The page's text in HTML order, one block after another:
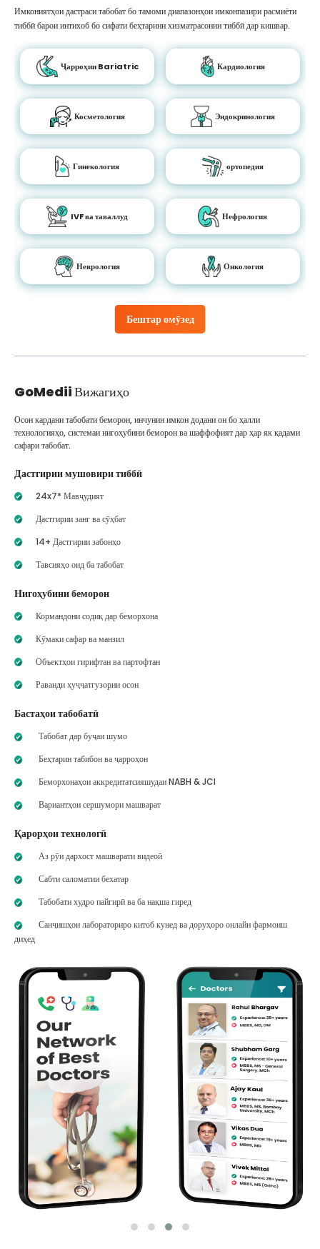
Бештар омӯзед
Имкониятҳои дастраси табобат бо тамоми диапазонҳои имконпазири расмиёти
тиббӣ барои интихоб бо сифати беҳтарини хизматрасонии тиббӣ дар кишвар.
Ҷарроҳии Bariatric Кардиология
Косметология Эндокринология
Гинекология ортопедия
IVF ва таваллуд Нефрология
Неврология Онкология
GoMediiВижагиҳо
Осон кардани табобати беморон, инчунин имкон додани он бо ҳалли
технологияҳо, системаи нигоҳубини беморон ва шаффофият дар ҳар як қадами
сафари табобат.
Дастгирии мушовири тиббӣ
24x7* Мавҷудият
Дастгирии занг ва сӯҳбат
14+ Дастгирии забонҳо
Тавсияҳо оид ба табобат
Нигоҳубини беморон
Кормандони содиқ дар беморхона
Кӯмаки сафар ва манзил
Объектҳои гирифтан ва партофтан
Раванди ҳуҷҷатгузории осон
Бастаҳои табобатӣ
Табобат дар буҷаи шумо
Беҳтарин табибон ва ҷарроҳон
Беморхонаҳои аккредитатсияшудаи NABH & JCI
Вариантҳои сершумори машварат
Қарорҳои технологӣ
Аз рӯи дархост машварати видеоӣ
Сабти саломатии бехатар
Табобати худро пайгирӣ ва ба нақша гиред
Санҷишҳои лабораториро китоб кунед ва доруҳоро онлайн фармоиш
диҳед